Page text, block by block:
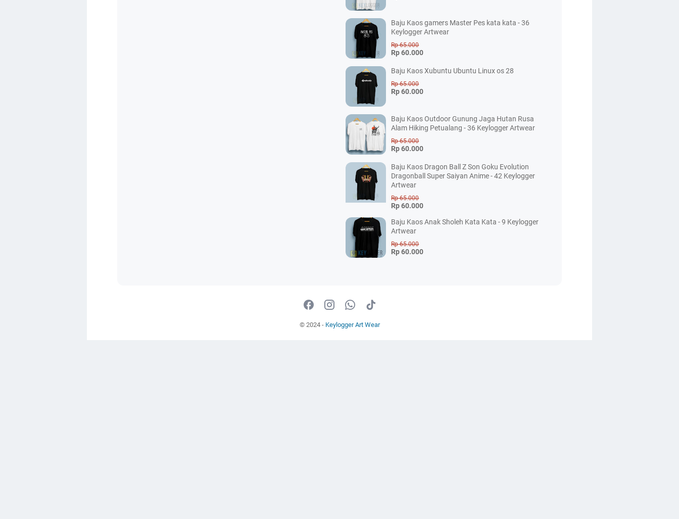
Baju Kaos gamers Master Pes kata kata - 36
Keylogger Artwear
Rp 65.000
Rp 60.000
Baju Kaos Xubuntu Ubuntu Linux os 28
Rp 65.000
Rp 60.000
Baju Kaos Outdoor Gunung Jaga Hutan Rusa
Alam Hiking Petualang - 36 Keylogger Artwear
Rp 65.000
Rp 60.000
Baju Kaos Dragon Ball Z Son Goku Evolution
Dragonball Super Saiyan Anime - 42 Keylogger
Artwear
Rp 65.000
Rp 60.000
Baju Kaos Anak Sholeh Kata Kata - 9 Keylogger
Artwear
Rp 65.000
Rp 60.000
© 2024 - Keylogger Art Wear